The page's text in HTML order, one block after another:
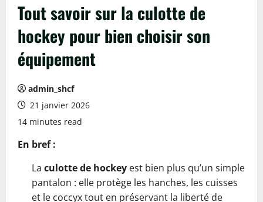
Tout savoir sur la culotte de
hockey pour bien choisir son
équipement
admin_shcf
21 janvier 2026
14 minutes read
En bref :
La culotte de hockey est bien plus qu’un simple
pantalon : elle protège les hanches, les cuisses
et le coccyx tout en préservant la liberté de